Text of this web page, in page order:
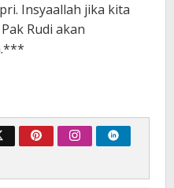
Insyaallah jika kita
Rudi akan